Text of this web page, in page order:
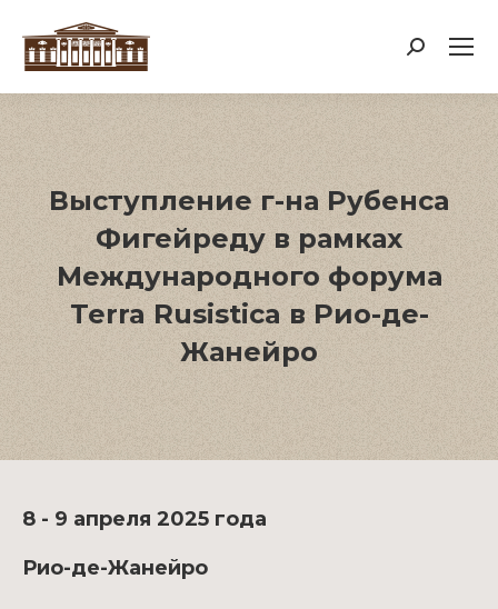
Поиск:
Выступление г-на Рубенса
Фигейреду в рамках
Международного форума
Terra Rusistica в Рио-де-
Жанейро
8 - 9 апреля 2025 года
Рио-де-Жанейро